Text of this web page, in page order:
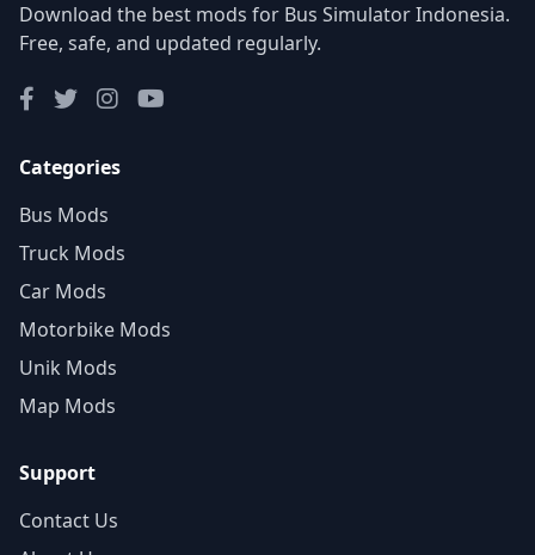
Download the best mods for Bus Simulator Indonesia.
Free, safe, and updated regularly.
Categories
Bus Mods
Truck Mods
Car Mods
Motorbike Mods
Unik Mods
Map Mods
Support
Contact Us